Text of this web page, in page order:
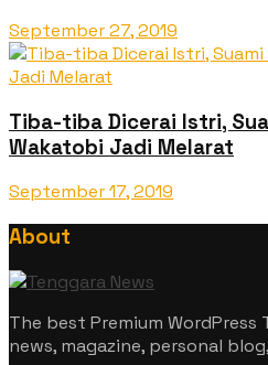
September 27, 2019
Tiba-tiba Dicerai Istri,
Wakatobi Jadi Melarat
September 17, 2019
About
The best Premium
news, magazine, personal